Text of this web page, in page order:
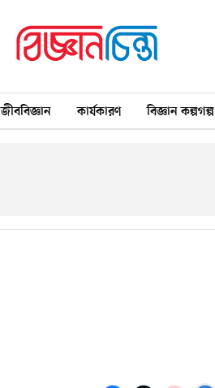
জীববিজ্ঞান কার্যকারণ বিজ্ঞান কল্পগল্প